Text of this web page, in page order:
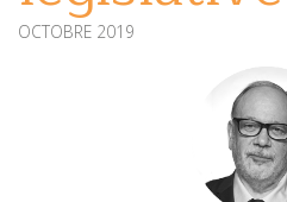
OCTOBRE 2019